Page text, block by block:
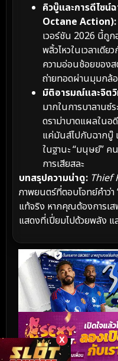
X
คิวบู๊และการดีไซน์
Octane Action):
เวอร์ชัน 2026 นี้ถู
พลิ้วไหวในเวลาเดี
ความอ่อนช้อยของส
ถ่ายทอดผ่านมุมกล้
มิติอารมณ์และจิต
มากในการบาลานซ์
ดราม่าบาดแผลในอ
แค่มันส์ไปกับฉากบู๊
ในฐานะ “มนุษย์”
การเสียสละ
บทสรุปความน่าดู: Thief
ภาพยนตร์ที่ตอบโจทย์คำว่า
แท้จริง หากคุณต้องการเ
แสดงที่เปี่ยมไปด้วยพลัง แ